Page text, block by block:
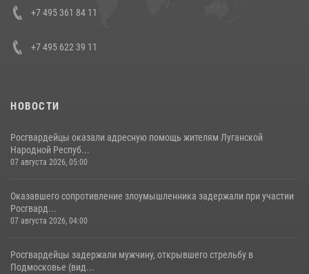
+7 495 361 84 11
+7 495 622 39 11
НОВОСТИ
Росгвардейцы оказали адресную помощь жителям Луганской
Народной Респуб...
07 августа 2026, 05:00
Оказавшего сопротивление злоумышленника задержали при участии
Росгвард...
07 августа 2026, 04:00
Росгвардейцы задержали мужчину, открывшего стрельбу в
Подмосковье (вид...